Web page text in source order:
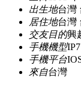
出生地台灣
居住地台灣
交友目的興
手機機型IP7
手機平台
來自台灣